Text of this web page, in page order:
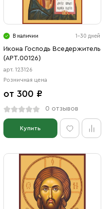
В наличии 1-30 дней
Икона Господь Вседержитель
(АРТ.00126)
арт. 123126
Розничная цена
от 300 ₽
0 отзывов
Купить